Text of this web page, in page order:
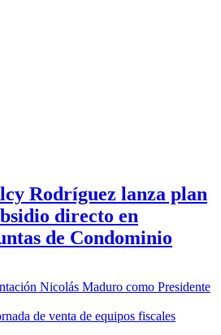
Rodríguez lanza plan
directo en
de Condominio
Nicolás Maduro como Presidente
de venta de equipos fiscales